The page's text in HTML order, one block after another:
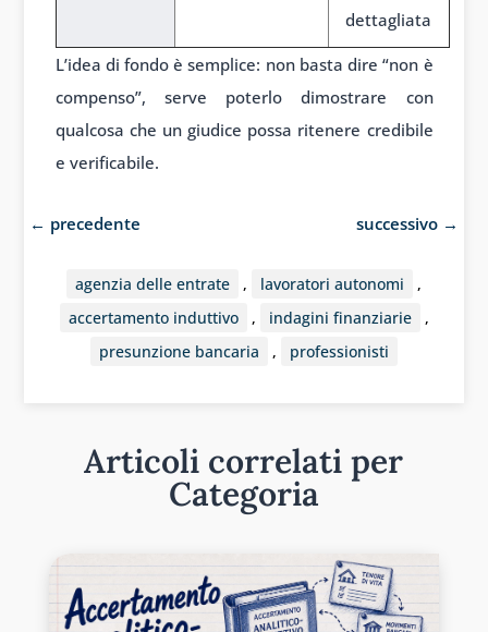
dettagliata
L’idea di fondo è semplice: non basta dire “non è
compenso”, serve poterlo dimostrare con
qualcosa che un giudice possa ritenere credibile
e verificabile.
← precedente successivo →
agenzia delle entrate , lavoratori autonomi
,
accertamento induttivo
, indagini finanziarie
,
presunzione bancaria
, professionisti
Articoli correlati per
Categoria